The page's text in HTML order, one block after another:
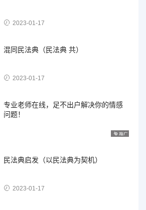
2023-01-17
混同民法典（民法典 共）
2023-01-17
专业老师在线，足不出户解决你的情感
问题！
民法典启发（以民法典为契机）
2023-01-17